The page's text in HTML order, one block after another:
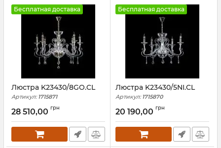
Бесплатная доставка
Люстра K23430/8GO.CL
Артикул:1715871
28 510,00 грн
Бесплатная доставка
Люстра K23430/5NI.CL
Артикул:1715870
20 190,00 грн